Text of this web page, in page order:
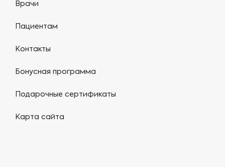
Врачи
Пациентам
Контакты
Бонусная программа
Подарочные сертификаты
Карта сайта